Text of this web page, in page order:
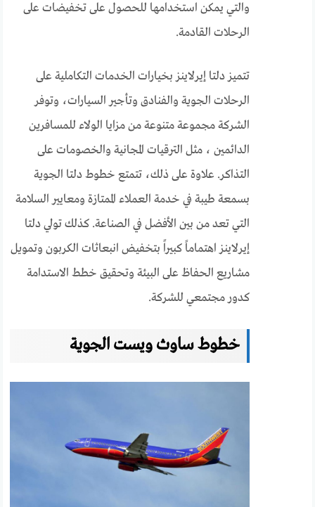
والتي يمكن استخدامها للحصول على تخفيضات على
الرحلات القادمة.
تتميز دلتا إيرلاينز بخيارات الخدمات التكاملية على
الرحلات الجوية والفنادق وتأجير السيارات، وتوفر
الشركة مجموعة متنوعة من مزايا الولاء للمسافرين
الدائمين ، مثل الترقيات المجانية والخصومات على
التذاكر. علاوة على ذلك، تتمتع خطوط دلتا الجوية
بسمعة طيبة في خدمة العملاء الممتازة ومعايير السلامة
التي تعد من بين الأفضل في الصناعة. كذلك تولي دلتا
إيرلاينز اهتماماً كبيراً بتخفيض انبعاثات الكربون وتمويل
مشاريع الحفاظ على البيئة وتحقيق خطط الاستدامة
كدور مجتمعي للشركة.
خطوط ساوث ويست الجوية